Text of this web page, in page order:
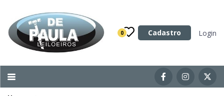
0 Cadastro Login
Categoria
Imóveis
Acessórios para Veículos